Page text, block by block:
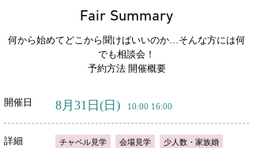
Fair Summary
何から始めてどこから聞けばいいのか…そんな方には何
でも相談会！
予約方法 開催概要
開催日 8月31日 (日) 10:00 16:00
詳細 チャペル見学 会場見学 少人数・家族婚